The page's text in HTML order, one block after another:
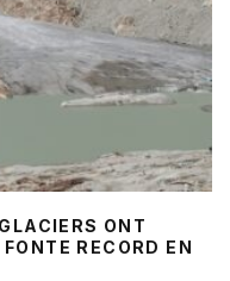
ONT
RECORD EN